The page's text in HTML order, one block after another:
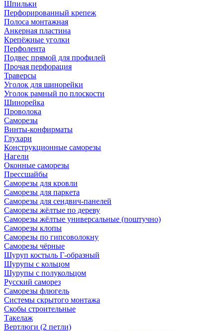
Шпильки
Перфорированный крепеж
Полоса монтажная
Анкерная пластина
Крепёжные уголки
Перфолента
Подвес прямой для профилей
Прочая перфорация
Траверсы
Уголок для шинорейки
Уголок рамный по плоскости
Шинорейка
Проволока
Саморезы
Винты-конфирматы
Глухари
Конструкционные саморезы
Нагели
Оконные саморезы
Прессшайбы
Саморезы для кровли
Саморезы для паркета
Саморезы для сендвич-панелей
Саморезы жёлтые по дереву
Саморезы жёлтые универсальные (поштучно)
Саморезы клопы
Саморезы по гипсоволокну
Саморезы чёрные
Шуруп костыль Г-образный
Шурупы с кольцом
Шурупы с полукольцом
Русский саморез
Саморезы флюгель
Системы скрытого монтажа
Скобы строительные
Такелаж
Вертлюги (2 петли)